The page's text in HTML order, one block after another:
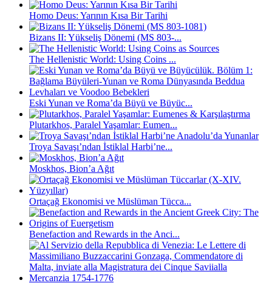
Homo Deus: Yarının Kısa Bir Tarihi
Bizans II: Yükseliş Dönemi (MS 803-...
The Hellenistic World: Using Coins ...
Eski Yunan ve Roma’da Büyü ve Büyüc...
Plutarkhos, Paralel Yaşamlar: Eumen...
Troya Savaşı’ndan İstiklal Harbi’ne...
Moskhos, Bion’a Ağıt
Ortaçağ Ekonomisi ve Müslüman Tücca...
Benefaction and Rewards in the Anci...